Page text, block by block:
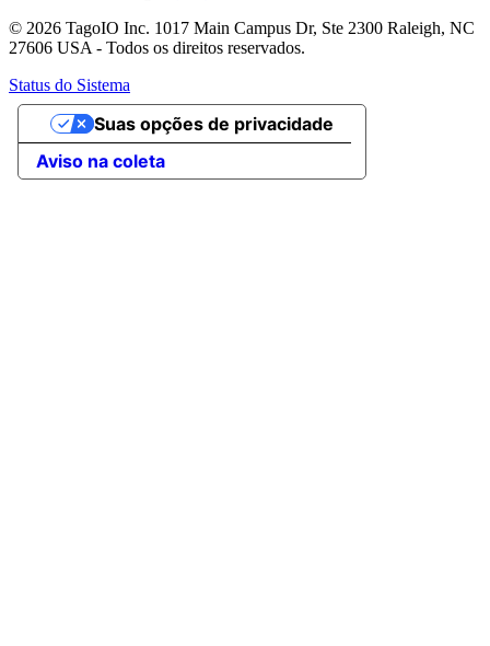
© 2026 TagoIO Inc. 1017 Main Campus Dr, Ste 2300 Raleigh, NC
27606 USA - Todos os direitos reservados.
Status do Sistema
Aviso na coleta
Suas opções de privacidade